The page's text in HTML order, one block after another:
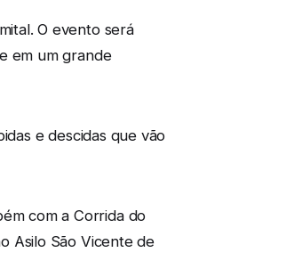
O evento será
em um grande
e descidas que vão
com a Corrida do
Asilo São Vicente de